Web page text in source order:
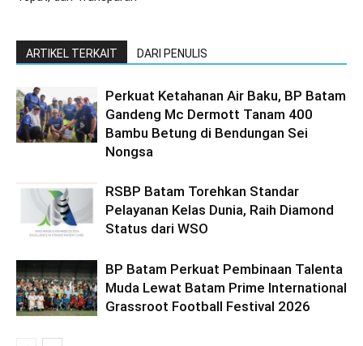
ARTIKEL TERKAIT DARI PENULIS
Perkuat Ketahanan Air Baku, BP Batam
Gandeng Mc Dermott Tanam 400
Bambu Betung di Bendungan Sei
Nongsa
RSBP Batam Torehkan Standar
Pelayanan Kelas Dunia, Raih Diamond
Status dari WSO
BP Batam Perkuat Pembinaan Talenta
Muda Lewat Batam Prime International
Grassroot Football Festival 2026